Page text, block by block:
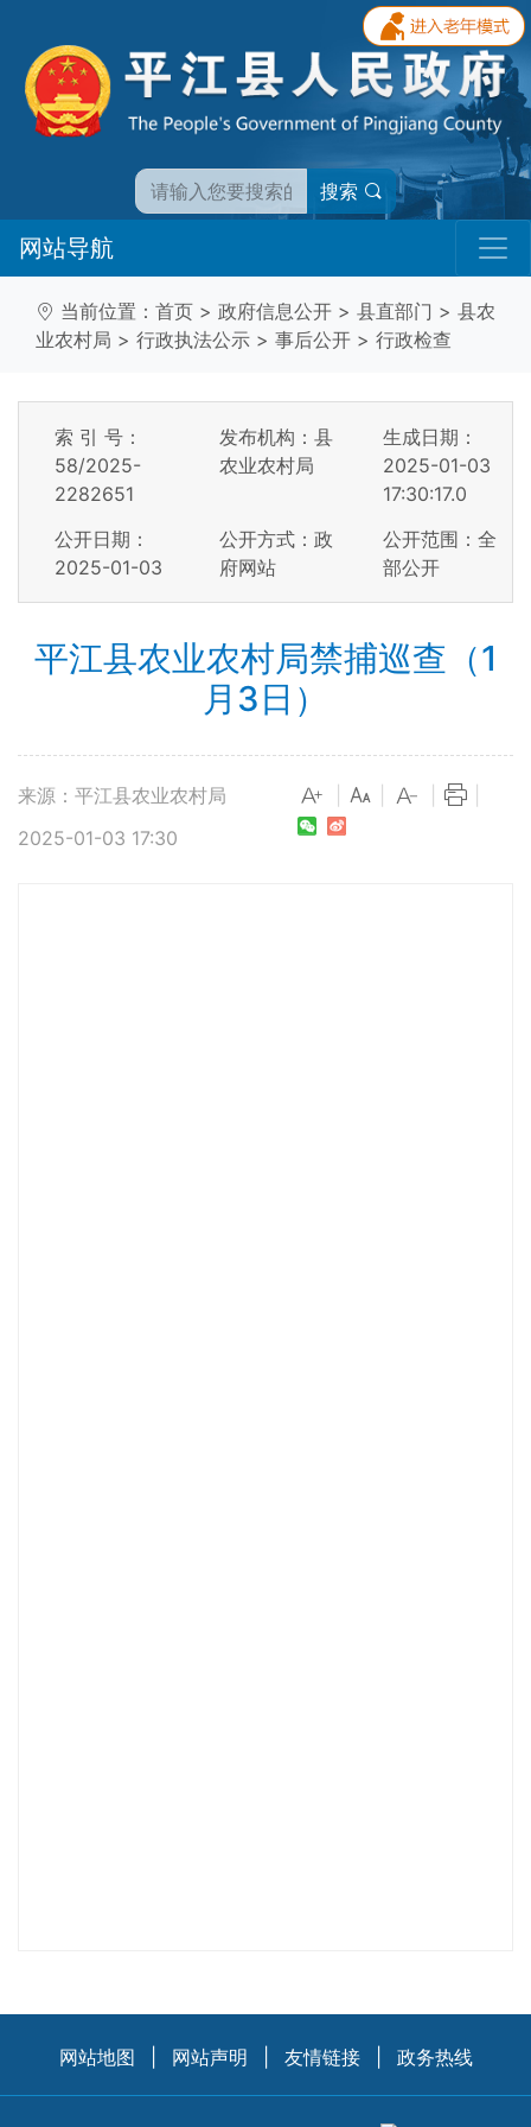
搜索
网站导航
当前位置： 首页 > 政府信息公开 > 县直部门 > 县农
业农村局 > 行政执法公示 > 事后公开 > 行政检查
索 引 号：
58/2025-
2282651
发布机构：县
农业农村局
生成日期：
2025-01-03
17:30:17.0
公开日期：
2025-01-03
公开方式：政
府网站
公开范围：全
部公开
平江县农业农村局禁捕巡查（1
月3日）
来源：平江县农业农村局
2025-01-03 17:30
网站地图 网站声明 友情链接 政务热线